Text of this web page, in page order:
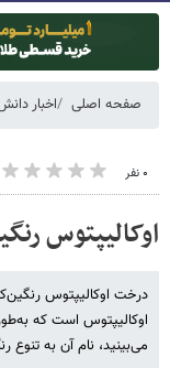
صفحه اصلی اخبار
۰ نفر
اوکالیپتوس
اوکالیپتوس است که
می‌بینید، نام آن به